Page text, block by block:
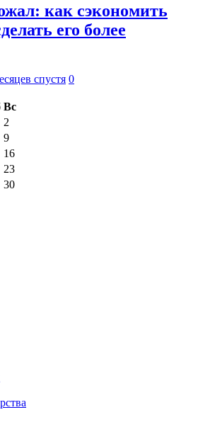
как сэкономить
его более
спустя 0
Вс
2
9
16
23
30